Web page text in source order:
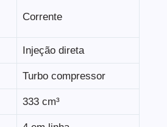
Corrente
Injeção direta
Turbo compressor
333 cm³